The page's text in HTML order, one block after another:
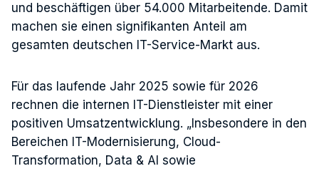
und beschäftigen über 54.000 Mitarbeitende. Damit
machen sie einen signifikanten Anteil am
gesamten deutschen IT-Service-Markt aus.
Für das laufende Jahr 2025 sowie für 2026
rechnen die internen IT-Dienstleister mit einer
positiven Umsatzentwicklung. „Insbesondere in den
Bereichen IT-Modernisierung, Cloud-
Transformation, Data & AI sowie